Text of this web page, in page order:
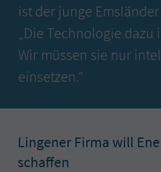
ist der junge
„Die Technologie dazu
Wir müssen sie nur
einsetzen.“
Lingener Firma will
schaffen